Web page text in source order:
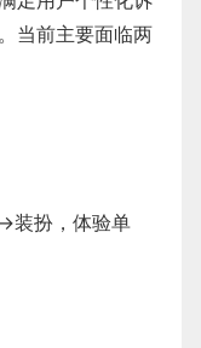
当前主要面临两
装扮，体验单